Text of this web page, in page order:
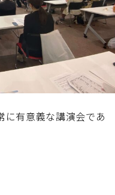
に有意義な講演会であ